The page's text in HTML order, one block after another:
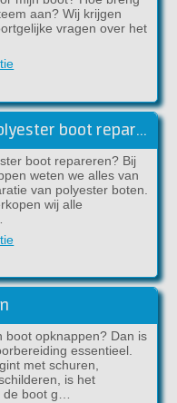
aan? Wij krijgen
vragen over het
Scheuren en gaten in een polyester boot repareren
boot repareren? Bij
weten we alles van
van polyester boten.
wij alle
boot opknappen? Dan is
essentieel.
met schuren,
is het
boot g…